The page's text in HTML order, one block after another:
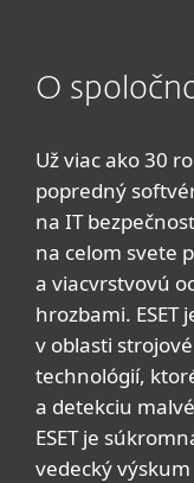
O
Už viac ako 30
popredný
na IT
na celom svete
a viacvrstvovú
hrozbami.
v oblasti
technológií,
a detekciu
ESET je
vedecký